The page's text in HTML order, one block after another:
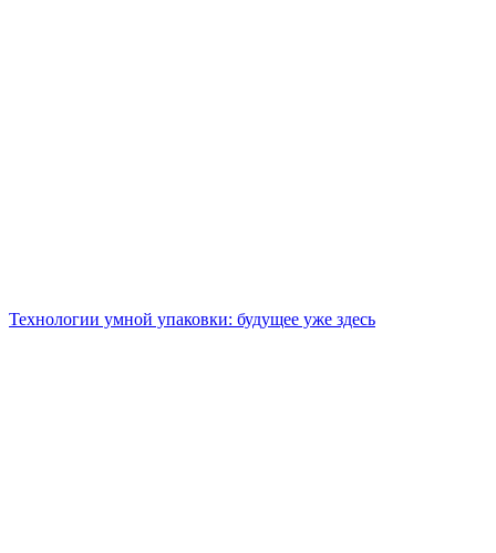
Технологии умной упаковки: будущее уже здесь